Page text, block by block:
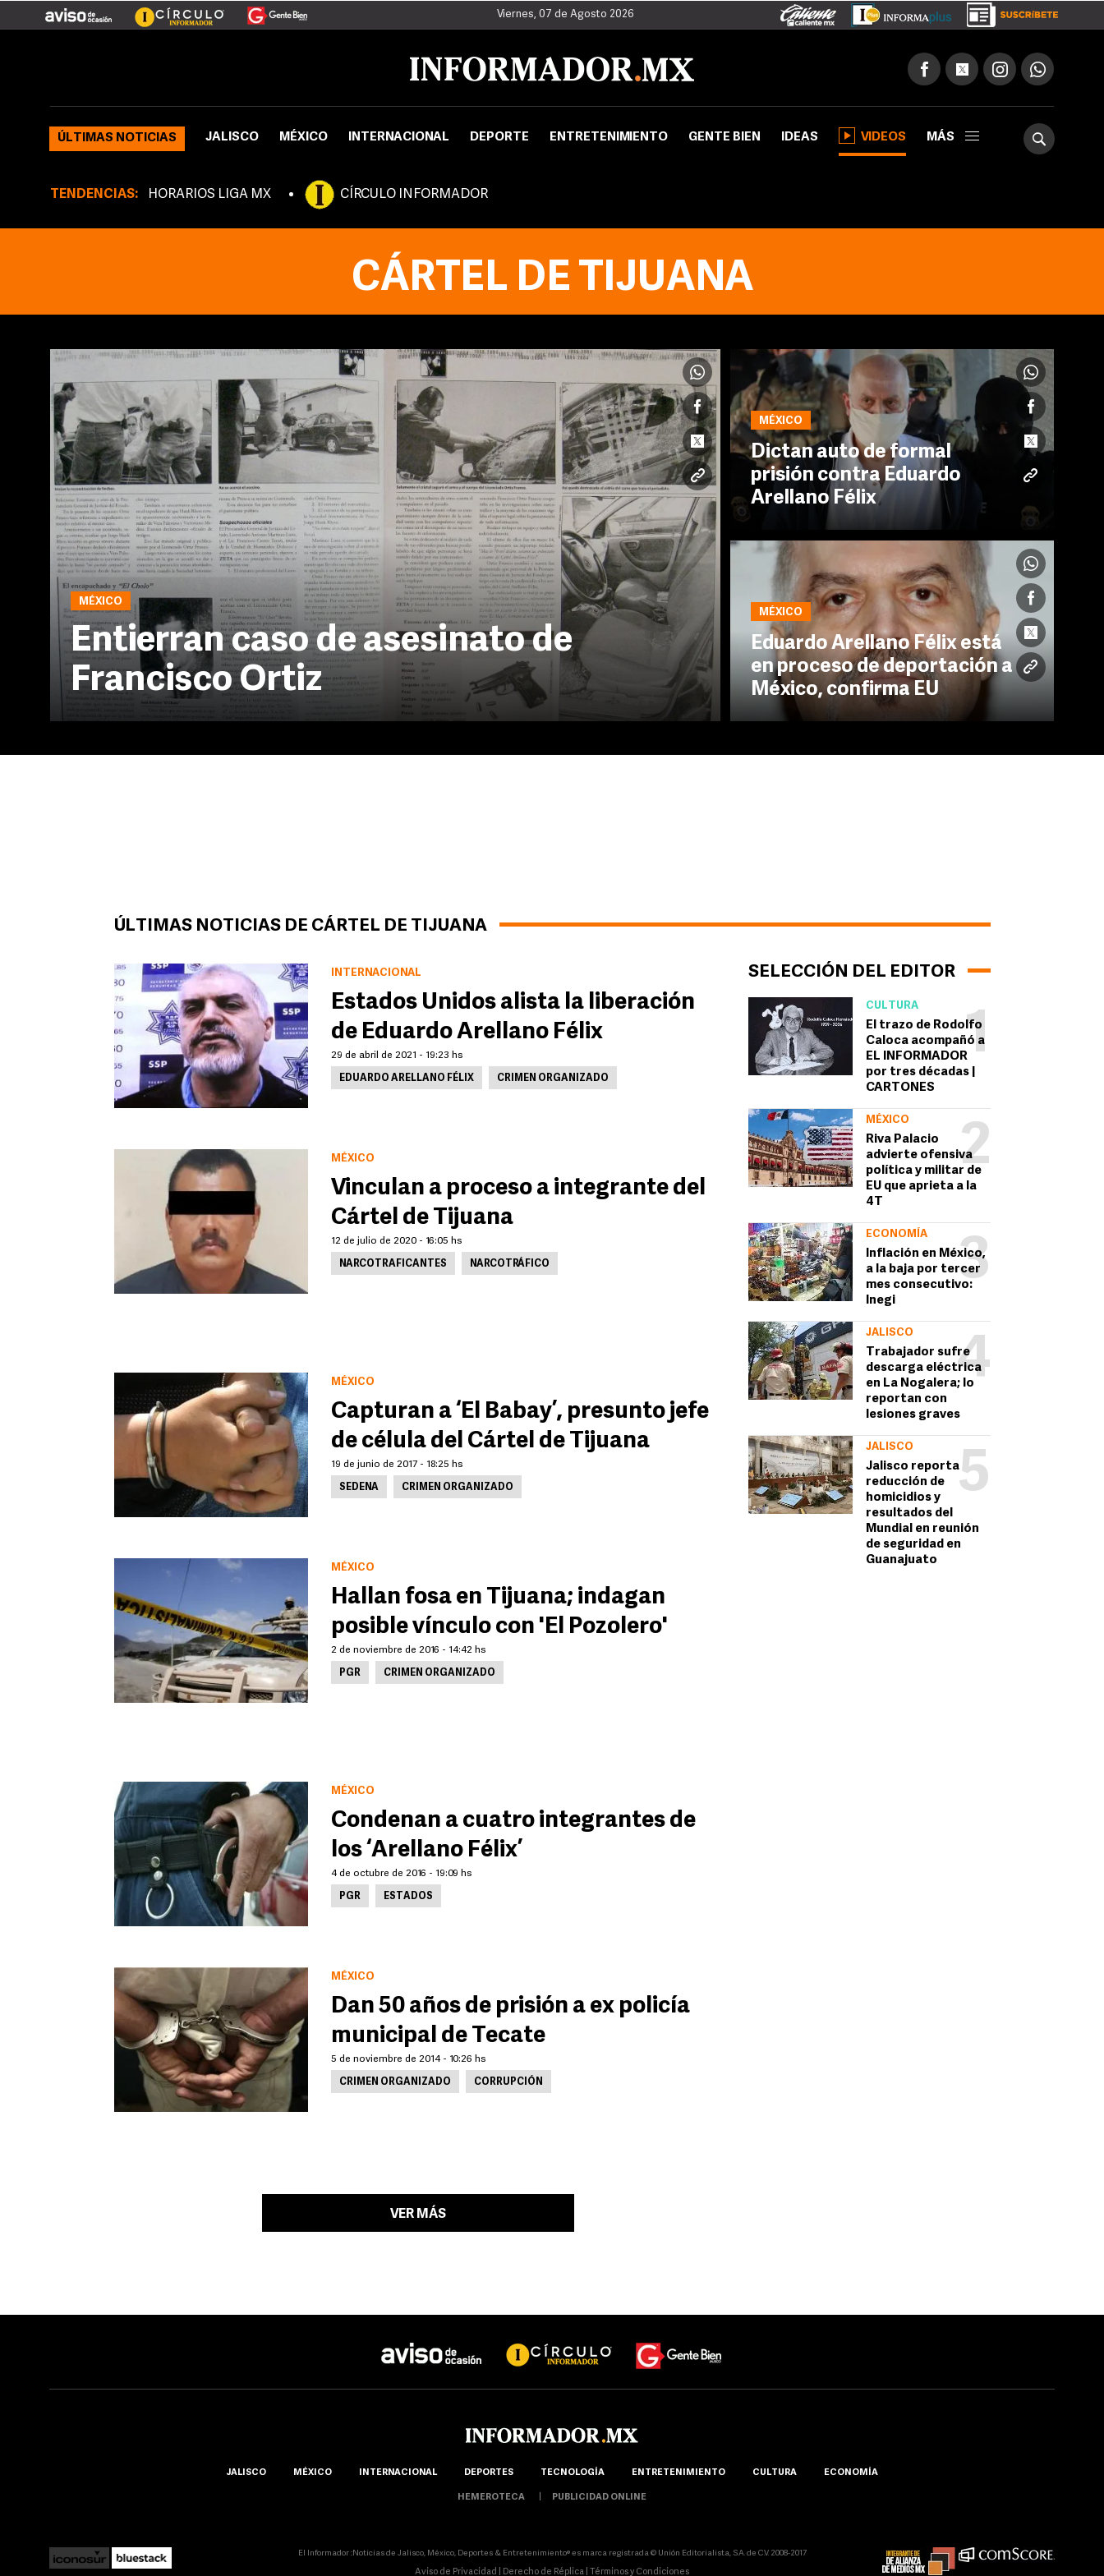
Viernes, 07 de Agosto 2026
ÚLTIMAS NOTICIAS JALISCO MÉXICO INTERNACIONAL DEPORTE ENTRETENIMIENTO GENTE BIEN IDEAS VIDEOS MÁS
TENDENCIAS: HORARIOS LIGA MX CÍRCULO INFORMADOR
CÁRTEL DE TIJUANA
MÉXICO
Entierran caso de asesinato de
Francisco Ortiz
MÉXICO
Dictan auto de formal
prisión contra Eduardo
Arellano Félix
MÉXICO
Eduardo Arellano Félix está
en proceso de deportación a
México, confirma EU
ÚLTIMAS NOTICIAS DE CÁRTEL DE TIJUANA
SELECCIÓN DEL EDITOR
1
CULTURA
El trazo de Rodolfo
Caloca acompañó a
EL INFORMADOR
por tres décadas |
CARTONES
2
MÉXICO
Riva Palacio
advierte ofensiva
política y militar de
EU que aprieta a la
4T
3
ECONOMÍA
Inflación en México,
a la baja por tercer
mes consecutivo:
Inegi
4
JALISCO
Trabajador sufre
descarga eléctrica
en La Nogalera; lo
reportan con
lesiones graves
5
JALISCO
Jalisco reporta
reducción de
homicidios y
resultados del
Mundial en reunión
de seguridad en
Guanajuato
INTERNACIONAL
Estados Unidos alista la liberación
de Eduardo Arellano Félix
29 de abril de 2021 - 19:23 hs
EDUARDO ARELLANO FÉLIX CRIMEN ORGANIZADO
MÉXICO
Vinculan a proceso a integrante del
Cártel de Tijuana
12 de julio de 2020 - 16:05 hs
NARCOTRAFICANTES NARCOTRÁFICO
MÉXICO
Capturan a ‘El Babay’, presunto jefe
de célula del Cártel de Tijuana
19 de junio de 2017 - 18:25 hs
SEDENA CRIMEN ORGANIZADO
MÉXICO
Hallan fosa en Tijuana; indagan
posible vínculo con 'El Pozolero'
2 de noviembre de 2016 - 14:42 hs
PGR CRIMEN ORGANIZADO
MÉXICO
Condenan a cuatro integrantes de
los ‘Arellano Félix’
4 de octubre de 2016 - 19:09 hs
PGR ESTADOS
MÉXICO
Dan 50 años de prisión a ex policía
municipal de Tecate
5 de noviembre de 2014 - 10:26 hs
CRIMEN ORGANIZADO CORRUPCIÓN
VER MÁS
JALISCO MÉXICO INTERNACIONAL DEPORTES TECNOLOGÍA ENTRETENIMIENTO CULTURA ECONOMÍA
HEMEROTECA PUBLICIDAD ONLINE
El Informador ::Noticias de Jalisco, México, Deportes & Entretenimiento® es marca registrada © Unión Editorialista, S.A. de C.V. 2008-2017
Aviso de Privacidad Derecho de Réplica Términos y Condiciones